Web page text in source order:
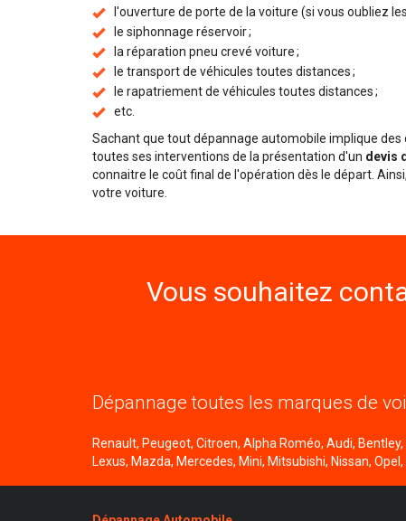
l'ouverture de porte de la voiture (si vous oubliez
le siphonnage réservoir ;
la réparation pneu crevé voiture ;
le transport de véhicules toutes distances ;
le rapatriement de véhicules toutes distances ;
etc.
Sachant que tout dépannage automobile implique
toutes ses interventions de la présentation d'un devis
connaitre le coût final de l'opération dès le départ.
votre voiture.
Vous souhaitez
Dépannage toutes les marques de
Renault, Peugeot, Citroen, Alpha Roméo, Audi,
Lexus, Mazda, Mercedes, Mini, Mitsubishi, Nissan,